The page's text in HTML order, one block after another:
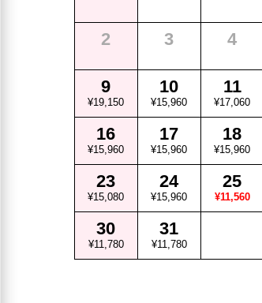
2 3 4
9
¥19,150
10
¥15,960
11
¥17,060
16
¥15,960
17
¥15,960
18
¥15,960
23
¥15,080
24
¥15,960
25
¥11,560
30
¥11,780
31
¥11,780